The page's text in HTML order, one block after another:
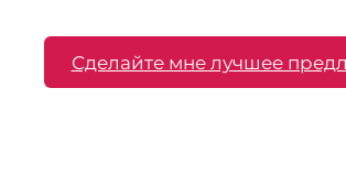
Сделайте мне лучшее